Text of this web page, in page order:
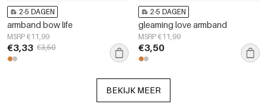
2-5 DAGEN
armband bow life
MSRP €11,99
€3,33 €3,50
2-5 DAGEN
gleaming love armband
MSRP €11,99
€3,50
BEKIJK MEER